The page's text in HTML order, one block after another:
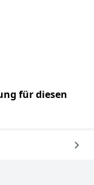
für diesen